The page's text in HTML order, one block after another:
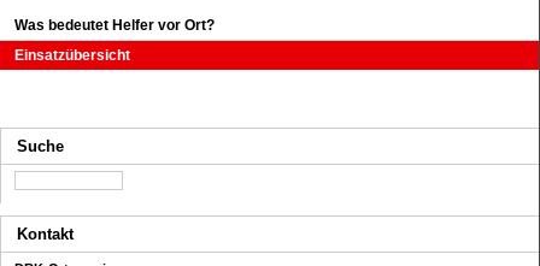
Navigation überspringen
Was bedeutet Helfer vor Ort?
Einsatzübersicht
Suche
Kontakt